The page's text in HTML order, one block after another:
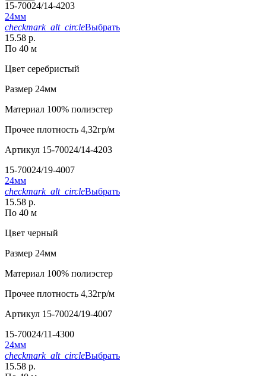
15-70024/14-4203
24мм
checkmark_alt_circleВыбрать
15.58 р.
По 40 м
Цвет серебристый
Размер 24мм
Материал 100% полиэстер
Прочее плотность 4,32гр/м
Артикул 15-70024/14-4203
15-70024/19-4007
24мм
checkmark_alt_circleВыбрать
15.58 р.
По 40 м
Цвет черный
Размер 24мм
Материал 100% полиэстер
Прочее плотность 4,32гр/м
Артикул 15-70024/19-4007
15-70024/11-4300
24мм
checkmark_alt_circleВыбрать
15.58 р.